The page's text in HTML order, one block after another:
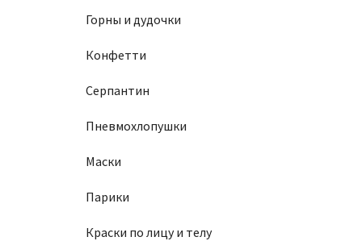
Горны и дудочки
Конфетти
Серпантин
Пневмохлопушки
Маски
Парики
Краски по лицу и телу